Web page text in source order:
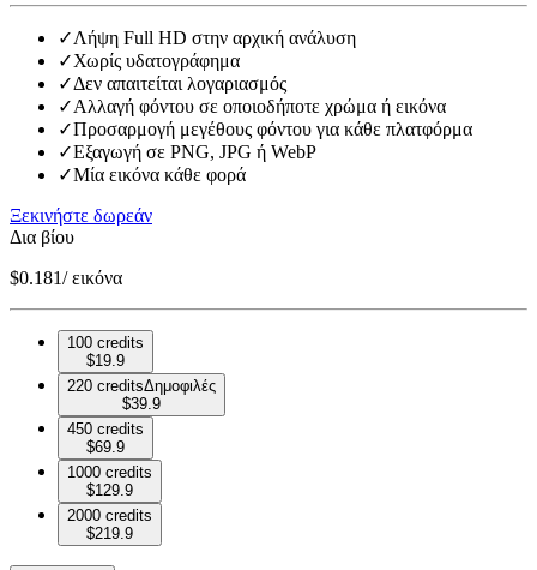
✓Λήψη Full HD στην αρχική ανάλυση
✓Χωρίς υδατογράφημα
✓Δεν απαιτείται λογαριασμός
✓Αλλαγή φόντου σε οποιοδήποτε χρώμα ή εικόνα
✓Προσαρμογή μεγέθους φόντου για κάθε πλατφόρμα
✓Εξαγωγή σε PNG, JPG ή WebP
✓Μία εικόνα κάθε φορά
Ξεκινήστε δωρεάν
Δια βίου
$0.181/ εικόνα
100 credits
$19.9
220 creditsΔημοφιλές
$39.9
450 credits
$69.9
1000 credits
$129.9
2000 credits
$219.9